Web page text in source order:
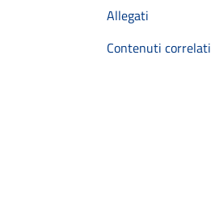
Allegati
Contenuti correlati